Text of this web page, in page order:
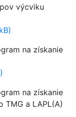
výcviku
na získanie
na získanie
TMG a LAPL(A)